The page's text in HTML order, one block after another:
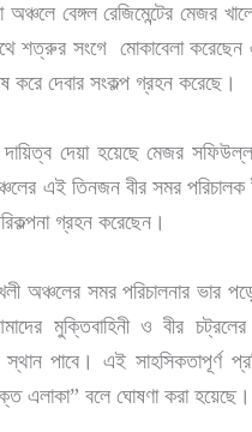
বেঙ্গল রেজিমেন্টের মেজর
শত্রুর সংগে মোকাবেলা করেছেন
করে দেবার সংকল্প গ্রহন করেছে।
দায়িত্ব দেয়া হয়েছে মেজর
এই তিনজন বীর সমর
গ্রহন করেছেন।
অঞ্চলের সমর পরিচালনার ভার
মুক্তিবাহিনী ও বীর
স্থান পাবে। এই
এলাকা” বলে ঘোষণা করা হয়েছে।